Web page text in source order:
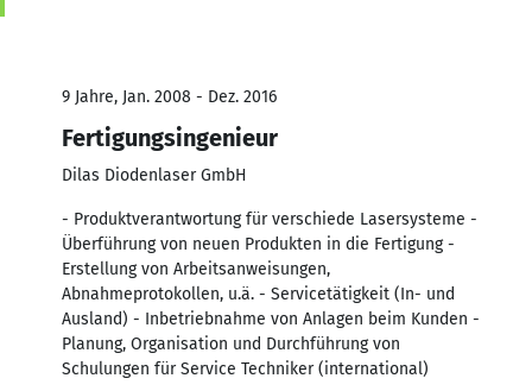
9 Jahre, Jan. 2008 - Dez. 2016
Fertigungsingenieur
Dilas Diodenlaser GmbH
- Produktverantwortung für verschiede Lasersysteme -
Überführung von neuen Produkten in die Fertigung -
Erstellung von Arbeitsanweisungen,
Abnahmeprotokollen, u.ä. - Servicetätigkeit (In- und
Ausland) - Inbetriebnahme von Anlagen beim Kunden -
Planung, Organisation und Durchführung von
Schulungen für Service Techniker (international)